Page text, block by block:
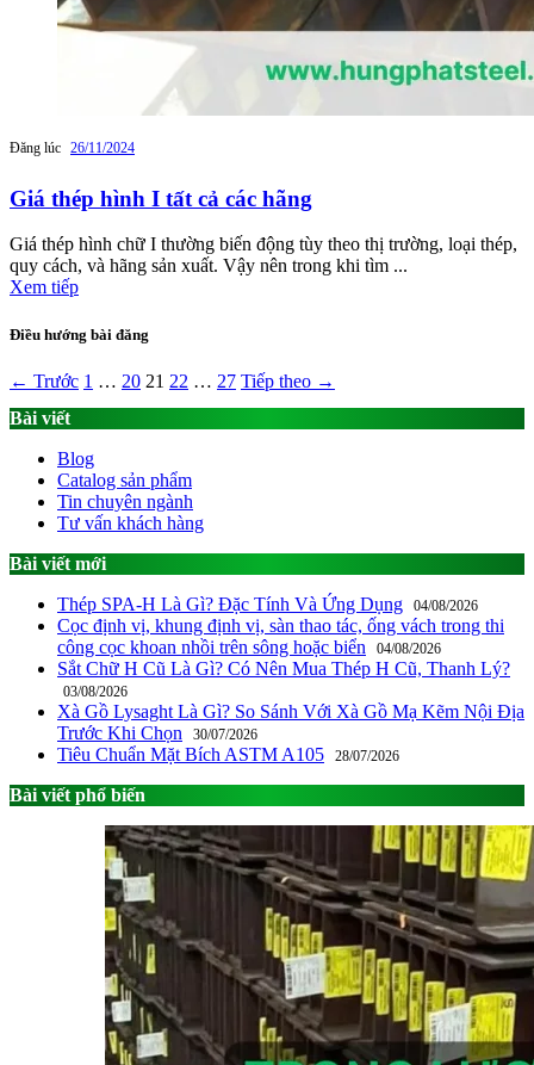
Đăng lúc 26/11/2024
Giá thép hình I tất cả các hãng
Giá thép hình chữ I thường biến động tùy theo thị trường, loại thép,
quy cách, và hãng sản xuất. Vậy nên trong khi tìm ...
Xem tiếp
Điều hướng bài đăng
← Trước 1 … 20 21 22 … 27 Tiếp theo →
Bài viết
Blog
Catalog sản phẩm
Tin chuyên ngành
Tư vấn khách hàng
Bài viết mới
Thép SPA-H Là Gì? Đặc Tính Và Ứng Dụng
04/08/2026
Cọc định vị, khung định vị, sàn thao tác, ống vách trong thi
công cọc khoan nhồi trên sông hoặc biển
04/08/2026
Sắt Chữ H Cũ Là Gì? Có Nên Mua Thép H Cũ, Thanh Lý?
03/08/2026
Xà Gồ Lysaght Là Gì? So Sánh Với Xà Gồ Mạ Kẽm Nội Địa
Trước Khi Chọn
30/07/2026
Tiêu Chuẩn Mặt Bích ASTM A105 28/07/2026
Bài viết phổ biến